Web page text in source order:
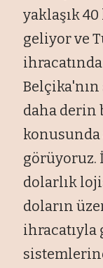
yaklaşık
geliyor ve
daha derin
görüyoruz.
dolarlık
doların